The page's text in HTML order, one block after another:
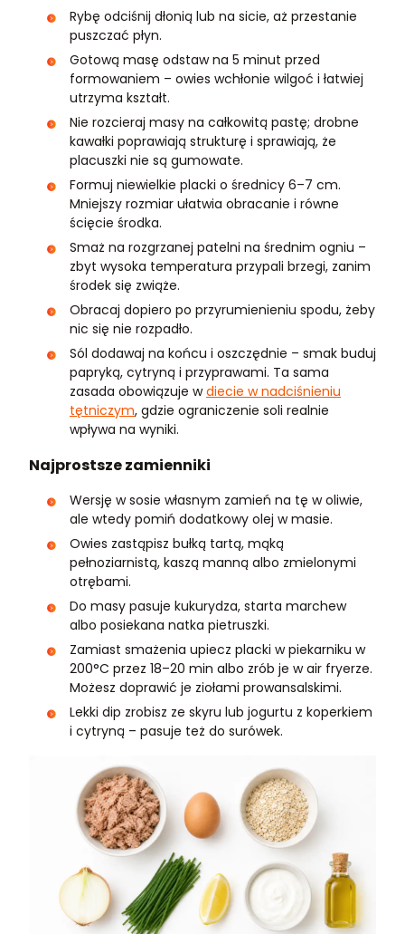
Rybę odciśnij dłonią lub na sicie, aż przestanie
puszczać płyn.
Gotową masę odstaw na 5 minut przed
formowaniem – owies wchłonie wilgoć i łatwiej
utrzyma kształt.
Nie rozcieraj masy na całkowitą pastę; drobne
kawałki poprawiają strukturę i sprawiają, że
placuszki nie są gumowate.
Formuj niewielkie placki o średnicy 6–7 cm.
Mniejszy rozmiar ułatwia obracanie i równe
ścięcie środka.
Smaż na rozgrzanej patelni na średnim ogniu –
zbyt wysoka temperatura przypali brzegi, zanim
środek się zwiąże.
Obracaj dopiero po przyrumienieniu spodu, żeby
nic się nie rozpadło.
Sól dodawaj na końcu i oszczędnie – smak buduj
papryką, cytryną i przyprawami. Ta sama
zasada obowiązuje wdiecie w nadciśnieniu
tętniczym, gdzie ograniczenie soli realnie
wpływa na wyniki.
Najprostsze zamienniki
Wersję w sosie własnym zamień na tę w oliwie,
ale wtedy pomiń dodatkowy olej w masie.
Owies zastąpisz bułką tartą, mąką
pełnoziarnistą, kaszą manną albo zmielonymi
otrębami.
Do masy pasuje kukurydza, starta marchew
albo posiekana natka pietruszki.
Zamiast smażenia upiecz placki w piekarniku w
200°C przez 18–20 min albo zrób je w air fryerze.
Możesz doprawić je ziołami prowansalskimi.
Lekki dip zrobisz ze skyru lub jogurtu z koperkiem
i cytryną – pasuje też do surówek.